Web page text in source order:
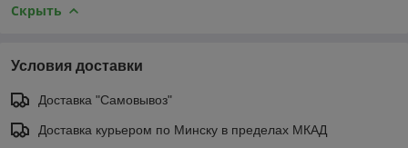
Скрыть
Условия доставки
Доставка "Самовывоз"
Доставка курьером по Минску в пределах МКАД